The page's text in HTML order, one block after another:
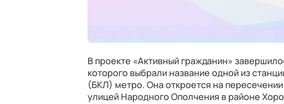
В проекте «Активный гражданин»
которого выбрали название одной из
(БКЛ) метро. Она откроется на
улицей Народного Ополчения в районе